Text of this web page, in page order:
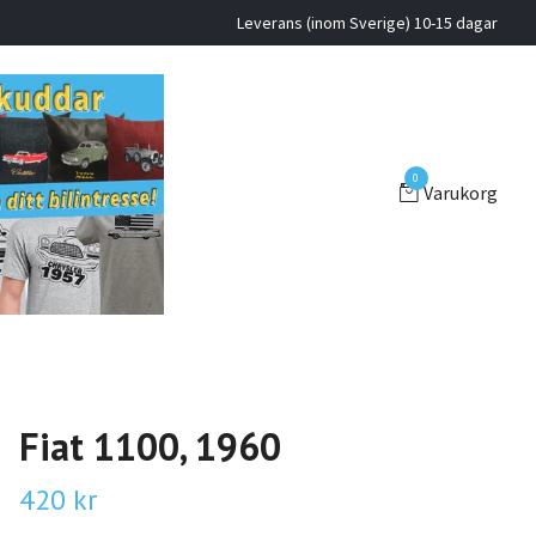
Leverans (inom Sverige) 10-15 dagar
0
Varukorg
Fiat 1100, 1960
420 kr